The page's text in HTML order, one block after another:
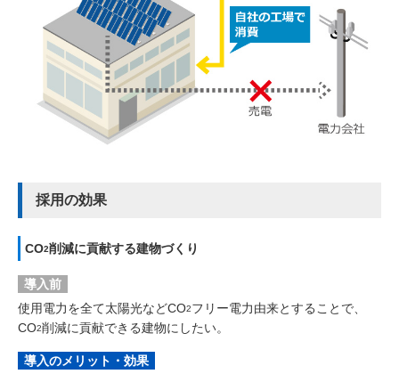
採用の効果
CO2削減に貢献する建物づくり
導入前
使用電力を全て太陽光などCO2フリー電力由来とすることで、
CO2削減に貢献できる建物にしたい。
導入のメリット・効果